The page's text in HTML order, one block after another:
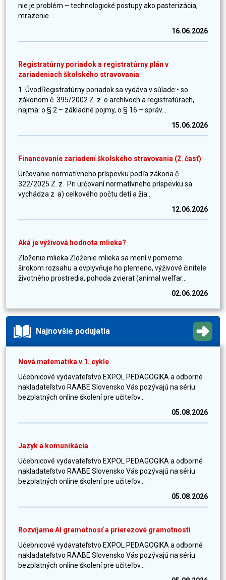
nie je problém – technologické postupy ako pasterizácia,
mrazenie...
16.06.2026
Registratúrny poriadok a registratúrny plán v
zariadeniach školského stravovania
1. ÚvodRegistratúrny poriadok sa vydáva v súlade:• so
zákonom č. 395/2002 Z. z. o archívoch a registratúrach,
najmä: o § 2 – základné pojmy, o § 16 – správ...
15.06.2026
Financovanie zariadení školského stravovania (2. časť)
Určovanie normatívneho príspevku podľa zákona č.
322/2025 Z. z. Pri určovaní normatívneho príspevku sa
vychádza z a) celkového počtu detí a žia...
12.06.2026
Aká je výživová hodnota mlieka?
Zloženie mlieka Zloženie mlieka sa mení v pomerne
širokom rozsahu a ovplyvňuje ho plemeno, výživové činitele
životného prostredia, pohoda zvierat (animal welfar...
02.06.2026
Najnovšie podujatia
Nová matematika v 1. cykle
Učebnicové vydavateľstvo EXPOL PEDAGOGIKA a odborné
nakladateľstvo RAABE Slovensko Vás pozývajú na sériu
bezplatných online školení pre učiteľov...
05.08.2026
Jazyk a komunikácia
Učebnicové vydavateľstvo EXPOL PEDAGOGIKA a odborné
nakladateľstvo RAABE Slovensko Vás pozývajú na sériu
bezplatných online školení pre učiteľov...
05.08.2026
Rozvíjame AI gramotnosť a prierezové gramotnosti
Učebnicové vydavateľstvo EXPOL PEDAGOGIKA a odborné
nakladateľstvo RAABE Slovensko Vás pozývajú na sériu
bezplatných online školení pre učiteľov...